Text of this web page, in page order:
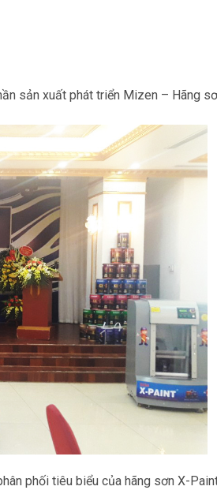
sản xuất phát triển Mizen – Hãng
phối tiêu biểu của hãng sơn X-